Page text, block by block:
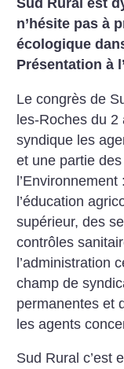
Sud Rural est
n’hésite pas à
écologique
Présentation à
Le congrès de
les-Roches du 2
syndique les
et une partie
l’éducation
supérieur, des
contrôles
l’administration
champ de
permanentes et
les agents
Sud Rural c’est